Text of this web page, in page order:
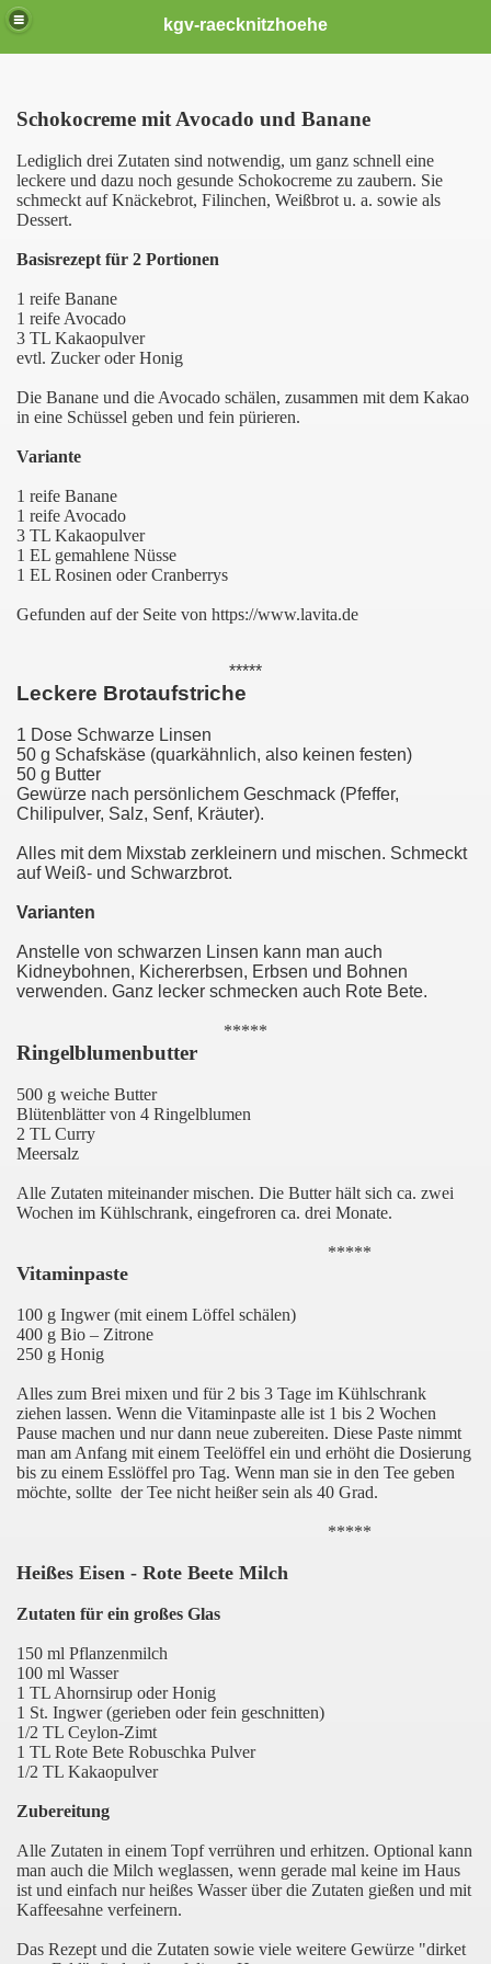
kgv-raecknitzhoehe
Schokocreme mit Avocado und Banane
Lediglich drei Zutaten sind notwendig, um ganz schnell eine
leckere und dazu noch gesunde Schokocreme zu zaubern. Sie
schmeckt auf Knäckebrot, Filinchen, Weißbrot u. a. sowie als
Dessert.
Basisrezept für 2 Portionen
1 reife Banane
1 reife Avocado
3 TL Kakaopulver
evtl. Zucker oder Honig
Die Banane und die Avocado schälen, zusammen mit dem Kakao
in eine Schüssel geben und fein pürieren.
Variante
1 reife Banane
1 reife Avocado
3 TL Kakaopulver
1 EL gemahlene Nüsse
1 EL Rosinen oder Cranberrys
Gefunden auf der Seite von https://www.lavita.de
*****
Leckere Brotaufstriche
1 Dose Schwarze Linsen
50 g Schafskäse (quarkähnlich, also keinen festen)
50 g Butter
Gewürze nach persönlichem Geschmack (Pfeffer,
Chilipulver, Salz, Senf, Kräuter).
Alles mit dem Mixstab zerkleinern und mischen. Schmeckt
auf Weiß- und Schwarzbrot.
Varianten
Anstelle von schwarzen Linsen kann man auch
Kidneybohnen, Kichererbsen, Erbsen und Bohnen
verwenden. Ganz lecker schmecken auch Rote Bete.
*****
Ringelblumenbutter
500 g weiche Butter
Blütenblätter von 4 Ringelblumen
2 TL Curry
Meersalz
Alle Zutaten miteinander mischen. Die Butter hält sich ca. zwei
Wochen im Kühlschrank, eingefroren ca. drei Monate.
*****
Vitaminpaste
100 g Ingwer (mit einem Löffel schälen)
400 g Bio – Zitrone
250 g Honig
Alles zum Brei mixen und für 2 bis 3 Tage im Kühlschrank
ziehen lassen. Wenn die Vitaminpaste alle ist 1 bis 2 Wochen
Pause machen und nur dann neue zubereiten. Diese Paste nimmt
man am Anfang mit einem Teelöffel ein und erhöht die Dosierung
bis zu einem Esslöffel pro Tag. Wenn man sie in den Tee geben
möchte, sollte der Tee nicht heißer sein als 40 Grad.
*****
Heißes Eisen - Rote Beete Milch
Zutaten für ein großes Glas
150 ml Pflanzenmilch
100 ml Wasser
1 TL Ahornsirup oder Honig
1 St. Ingwer (gerieben oder fein geschnitten)
1/2 TL Ceylon-Zimt
1 TL Rote Bete Robuschka Pulver
1/2 TL Kakaopulver
Zubereitung
Alle Zutaten in einem Topf verrühren und erhitzen. Optional kann
man auch die Milch weglassen, wenn gerade mal keine im Haus
ist und einfach nur heißes Wasser über die Zutaten gießen und mit
Kaffeesahne verfeinern.
Das Rezept und die Zutaten sowie viele weitere Gewürze "dirket